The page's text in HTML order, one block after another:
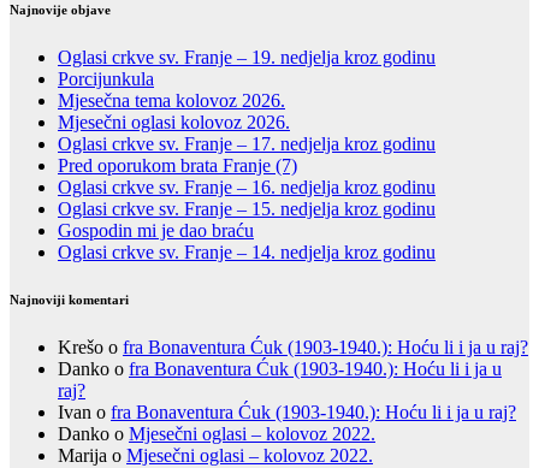
Najnovije objave
Oglasi crkve sv. Franje – 19. nedjelja kroz godinu
Porcijunkula
Mjesečna tema kolovoz 2026.
Mjesečni oglasi kolovoz 2026.
Oglasi crkve sv. Franje – 17. nedjelja kroz godinu
Pred oporukom brata Franje (7)
Oglasi crkve sv. Franje – 16. nedjelja kroz godinu
Oglasi crkve sv. Franje – 15. nedjelja kroz godinu
Gospodin mi je dao braću
Oglasi crkve sv. Franje – 14. nedjelja kroz godinu
Najnoviji komentari
Krešo o fra Bonaventura Ćuk (1903-1940.): Hoću li i ja u raj?
Danko o fra Bonaventura Ćuk (1903-1940.): Hoću li i ja u
raj?
Ivan o fra Bonaventura Ćuk (1903-1940.): Hoću li i ja u raj?
Danko o Mjesečni oglasi – kolovoz 2022.
Marija o Mjesečni oglasi – kolovoz 2022.